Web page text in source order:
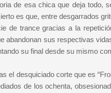
de esa chica que deja todo,
es que, entre desgarrados
de trance gracias a la
abandonan sus respectivas
su final desde su mismo
el desquiciado corte que es
de los ochenta,